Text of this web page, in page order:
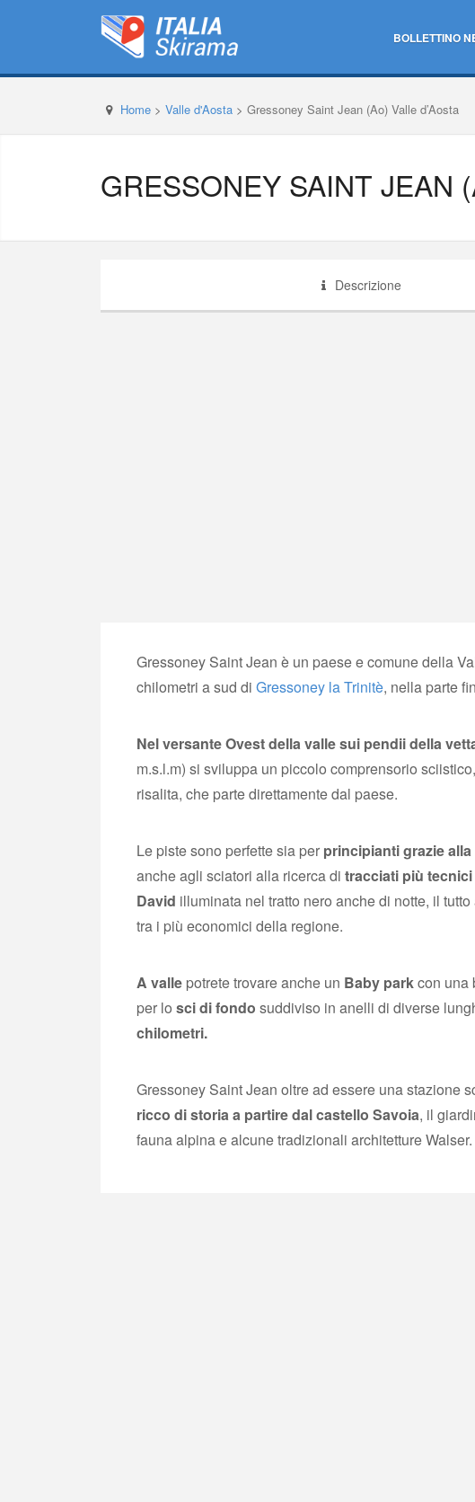
BOLLETTINO
Home >Valle d'Aosta >Gressoney Saint Jean (Ao) Valle d’Aosta
GRESSONEY SAINT JEAN
Descrizione
Gressoney Saint Jean è un paese e comune della
chilometri a sud di Gressoney la Trinitè, nella parte
Nel versante Ovest della valle sui pendii della
m.s.l.m) si sviluppa un piccolo comprensorio
risalita, che parte direttamente dal paese.
Le piste sono perfette sia per principianti grazie
anche agli sciatori alla ricerca di tracciati più
David illuminata nel tratto nero anche di notte, il
tra i più economici della regione.
A valle potrete trovare anche un Baby parkcon una
per lo sci di fondo suddiviso in anelli di diverse
chilometri.
Gressoney Saint Jean oltre ad essere una stazione
ricco di storia a partire dal castello Savoia, il
fauna alpina e alcune tradizionali architetture Walser.